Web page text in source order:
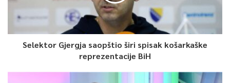
Svjetskom prvenstvu u fudbalu. Pored sportskih uzbuđenja,
publika će uživati u koncertima estradnih zvijezda kao što su
spektakularno zatvaranje manifestacije 25. juna rezervisano za
Selektor Gjergja saopštio širi spisak košarkaške
reprezentacije BiH